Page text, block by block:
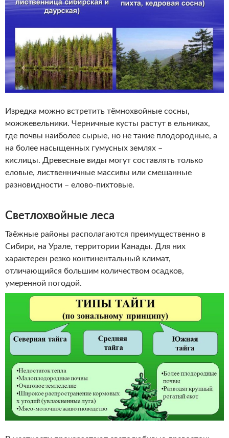
Изредка можно встретить тёмнохвойные сосны,
можжевельники. Черничные кусты растут в ельниках,
где почвы наиболее сырые, но не такие плодородные, а
на более насыщенных гумусных землях –
кислицы. Древесные виды могут составлять только
еловые, лиственничные массивы или смешанные
разновидности – елово-пихтовые.
Светлохвойные леса
Таёжные районы располагаются преимущественно в
Сибири, на Урале, территории Канады. Для них
характерен резко континентальный климат,
отличающийся большим количеством осадков,
умеренной погодой.